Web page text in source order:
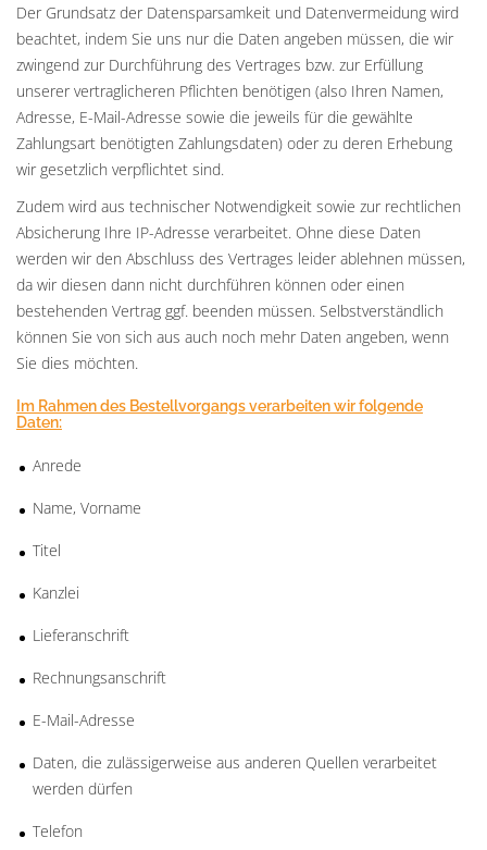
Der Grundsatz der Datensparsamkeit und Datenvermeidung wird
beachtet, indem Sie uns nur die Daten angeben müssen, die wir
zwingend zur Durchführung des Vertrages bzw. zur Erfüllung
unserer vertraglicheren Pflichten benötigen (also Ihren Namen,
Adresse, E-Mail-Adresse sowie die jeweils für die gewählte
Zahlungsart benötigten Zahlungsdaten) oder zu deren Erhebung
wir gesetzlich verpflichtet sind.
Zudem wird aus technischer Notwendigkeit sowie zur rechtlichen
Absicherung Ihre IP-Adresse verarbeitet. Ohne diese Daten
werden wir den Abschluss des Vertrages leider ablehnen müssen,
da wir diesen dann nicht durchführen können oder einen
bestehenden Vertrag ggf. beenden müssen. Selbstverständlich
können Sie von sich aus auch noch mehr Daten angeben, wenn
Sie dies möchten.
Im Rahmen des Bestellvorgangs verarbeiten wir folgende
Daten:
Anrede
Name, Vorname
Titel
Kanzlei
Lieferanschrift
Rechnungsanschrift
E-Mail-Adresse
Daten, die zulässigerweise aus anderen Quellen verarbeitet
werden dürfen
Telefon